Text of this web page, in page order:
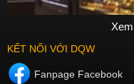
KẾT NỐI VỚI DQW
Fanpage Facebook